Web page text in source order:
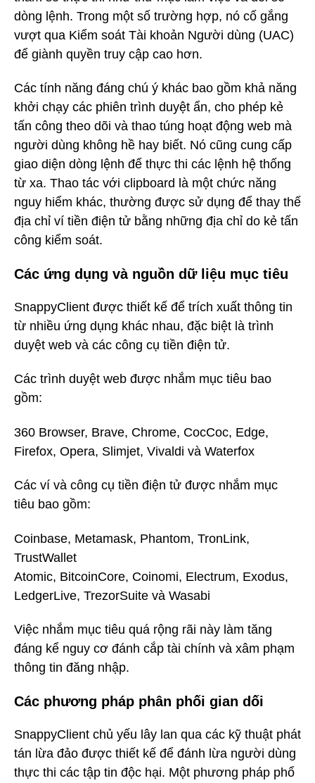
dòng lệnh. Trong một số trường hợp, nó cố gắng
vượt qua Kiểm soát Tài khoản Người dùng (UAC)
để giành quyền truy cập cao hơn.
Các tính năng đáng chú ý khác bao gồm khả năng
khởi chạy các phiên trình duyệt ẩn, cho phép kẻ
tấn công theo dõi và thao túng hoạt động web mà
người dùng không hề hay biết. Nó cũng cung cấp
giao diện dòng lệnh để thực thi các lệnh hệ thống
từ xa. Thao tác với clipboard là một chức năng
nguy hiểm khác, thường được sử dụng để thay thế
địa chỉ ví tiền điện tử bằng những địa chỉ do kẻ tấn
công kiểm soát.
Các ứng dụng và nguồn dữ liệu mục tiêu
SnappyClient được thiết kế để trích xuất thông tin
từ nhiều ứng dụng khác nhau, đặc biệt là trình
duyệt web và các công cụ tiền điện tử.
Các trình duyệt web được nhắm mục tiêu bao
gồm:
360 Browser, Brave, Chrome, CocCoc, Edge,
Firefox, Opera, Slimjet, Vivaldi và Waterfox
Các ví và công cụ tiền điện tử được nhắm mục
tiêu bao gồm:
Coinbase, Metamask, Phantom, TronLink,
TrustWallet
Atomic, BitcoinCore, Coinomi, Electrum, Exodus,
LedgerLive, TrezorSuite và Wasabi
Việc nhắm mục tiêu quá rộng rãi này làm tăng
đáng kể nguy cơ đánh cắp tài chính và xâm phạm
thông tin đăng nhập.
Các phương pháp phân phối gian dối
SnappyClient chủ yếu lây lan qua các kỹ thuật phát
tán lừa đảo được thiết kế để đánh lừa người dùng
thực thi các tập tin độc hại. Một phương pháp phổ